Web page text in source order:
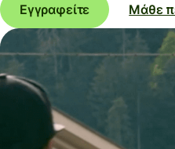
Εγγραφείτε
Μάθε